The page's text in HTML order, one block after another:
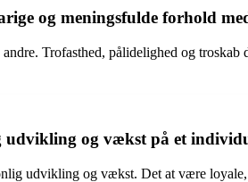
og meningsfulde forhold
Trofasthed, pålidelighed og
udvikling og vækst på et
udvikling og vækst. Det at være